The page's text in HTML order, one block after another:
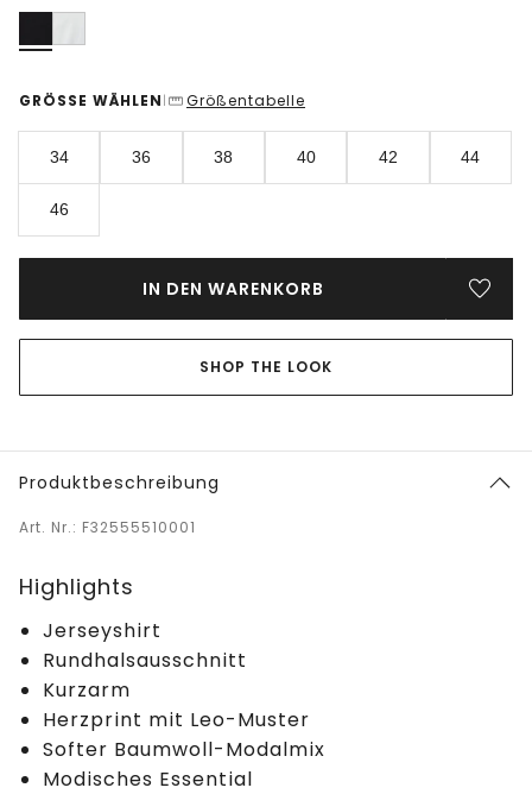
GRÖSSE WÄHLEN | Größentabelle
34 36 38 40 42 44
46
IN DEN WARENKORB
SHOP THE LOOK
Produktbeschreibung
Art. Nr.: F32555510001
Highlights
Jerseyshirt
Rundhalsausschnitt
Kurzarm
Herzprint mit Leo-Muster
Softer Baumwoll-Modalmix
Modisches Essential